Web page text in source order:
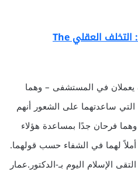
الاعاقة العقلية : التخلف العقلي The
يعملان في المستشفى – وهما
ساعدتهما على الشعور أنهم
فرحان جدًا بمساعدة هؤلاء
لهما في الشفاء حسب قولهما.
الإسلام اليوم بـ-الدكتور.عمار